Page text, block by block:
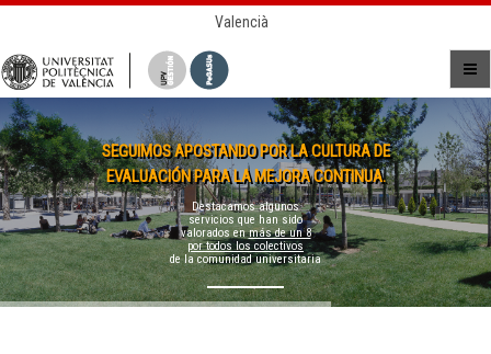
Valencià
SEGUIMOS APOSTANDO POR LA CULTURA DE
EVALUACIÓN PARA LA MEJORA CONTINUA.
Destacamos algunos
servicios que han sido
valorados enmás de un 8
por todos los colectivos
de la comunidad universitaria